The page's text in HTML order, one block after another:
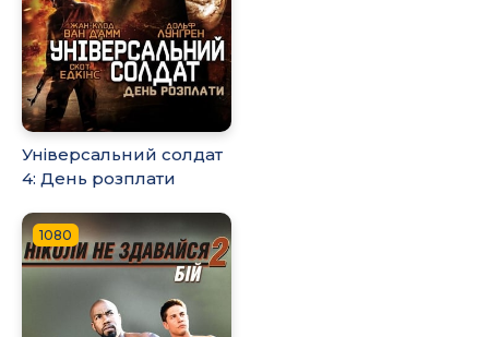
Універсальний солдат
4: День розплати
1080